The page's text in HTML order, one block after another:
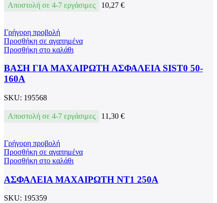
Αποστολή σε 4-7 εργάσιμες 10,27 €
Γρήγορη προβολή
Προσθήκη σε αγαπημένα
Προσθήκη στο καλάθι
ΒΑΣΗ ΓΙΑ ΜΑΧΑΙΡΩΤΗ ΑΣΦΑΛΕΙΑ SIST0 50-
160А
SKU: 195568
Αποστολή σε 4-7 εργάσιμες 11,30 €
Γρήγορη προβολή
Προσθήκη σε αγαπημένα
Προσθήκη στο καλάθι
ΑΣΦΑΛΕΙΑ ΜΑΧΑΙΡΩΤΗ NT1 250А
SKU: 195359